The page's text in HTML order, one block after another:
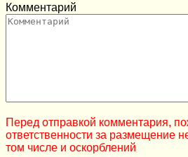
Комментарий
Перед отправкой комментария,
ответственности за размещение
том числе и оскорблений